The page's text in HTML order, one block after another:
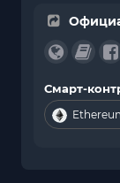
Смарт-